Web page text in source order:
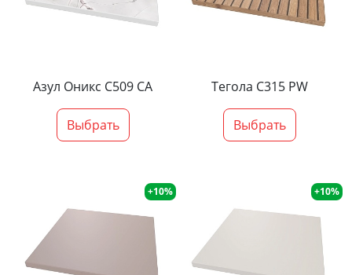
Азул Оникс С509 СА
Выбрать
Тегола С315 PW
Выбрать
+10% +10%